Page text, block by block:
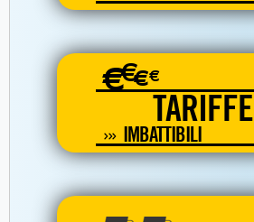
€€€€
TARIFFE
IMBATTIBILI